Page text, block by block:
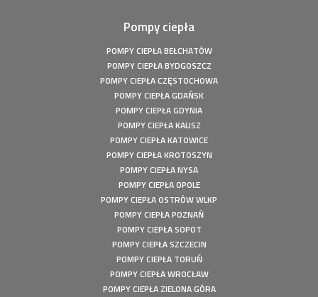
Pompy ciepła
POMPY CIEPŁA BEŁCHATÓW
POMPY CIEPŁA BYDGOSZCZ
POMPY CIEPŁA CZĘSTOCHOWA
POMPY CIEPŁA GDAŃSK
POMPY CIEPŁA GDYNIA
POMPY CIEPŁA KALISZ
POMPY CIEPŁA KATOWICE
POMPY CIEPŁA KROTOSZYN
POMPY CIEPŁA NYSA
POMPY CIEPŁA OPOLE
POMPY CIEPŁA OSTRÓW WLKP
POMPY CIEPŁA POZNAŃ
POMPY CIEPŁA SOPOT
POMPY CIEPŁA SZCZECIN
POMPY CIEPŁA TORUŃ
POMPY CIEPŁA WROCŁAW
POMPY CIEPŁA ZIELONA GÓRA